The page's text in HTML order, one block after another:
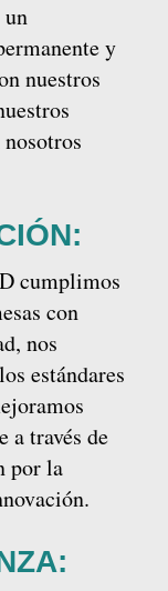
un
y
nuestros
cumplimos
con
nos
estándares
a través de
por la